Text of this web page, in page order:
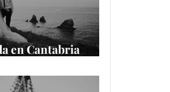
en Cantabria